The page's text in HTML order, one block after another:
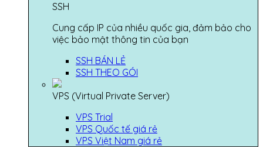
SSH
Cung cấp IP của nhiều quốc gia, đảm bảo cho
việc bảo mật thông tin của bạn
SSH BÁN LẺ
SSH THEO GÓI
VPS (Virtual Private Server)
VPS Trial
VPS Quốc tế giá rẻ
VPS Việt Nam giá rẻ